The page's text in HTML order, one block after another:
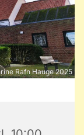
Rafn Hauge 2025